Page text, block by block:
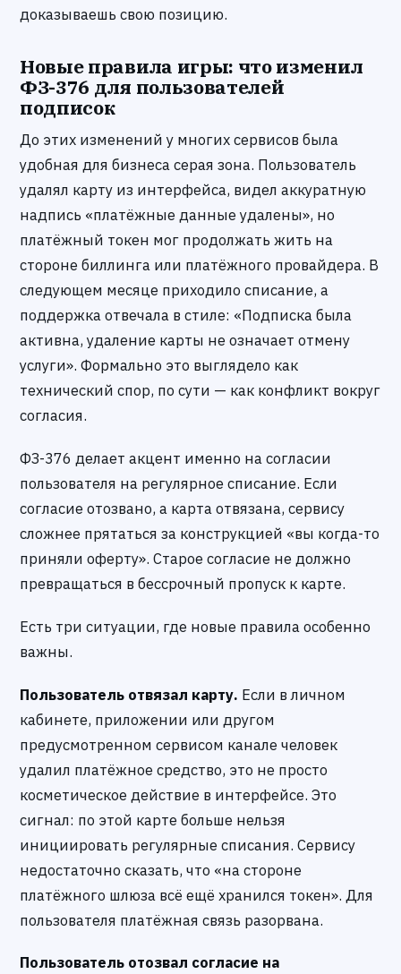
доказываешь свою позицию.
Новые правила игры: что изменил
ФЗ-376 для пользователей
подписок
До этих изменений у многих сервисов была
удобная для бизнеса серая зона. Пользователь
удалял карту из интерфейса, видел аккуратную
надпись «платёжные данные удалены», но
платёжный токен мог продолжать жить на
стороне биллинга или платёжного провайдера. В
следующем месяце приходило списание, а
поддержка отвечала в стиле: «Подписка была
активна, удаление карты не означает отмену
услуги». Формально это выглядело как
технический спор, по сути — как конфликт вокруг
согласия.
ФЗ-376 делает акцент именно на согласии
пользователя на регулярное списание. Если
согласие отозвано, а карта отвязана, сервису
сложнее прятаться за конструкцией «вы когда-то
приняли оферту». Старое согласие не должно
превращаться в бессрочный пропуск к карте.
Есть три ситуации, где новые правила особенно
важны.
Пользователь отвязал карту. Если в личном
кабинете, приложении или другом
предусмотренном сервисом канале человек
удалил платёжное средство, это не просто
косметическое действие в интерфейсе. Это
сигнал: по этой карте больше нельзя
инициировать регулярные списания. Сервису
недостаточно сказать, что «на стороне
платёжного шлюза всё ещё хранился токен». Для
пользователя платёжная связь разорвана.
Пользователь отозвал согласие на